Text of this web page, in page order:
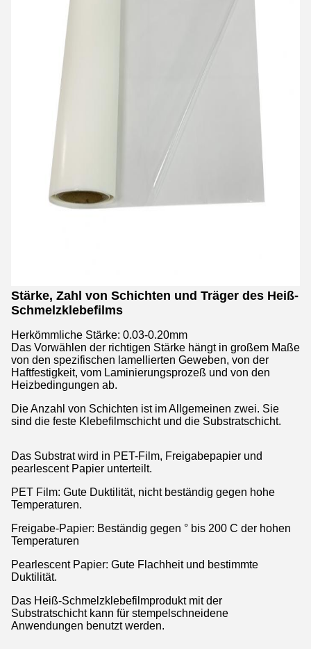
Stärke, Zahl von Schichten und Träger des Heiß-
Schmelzklebefilms
Herkömmliche Stärke: 0.03-0.20mm
Das Vorwählen der richtigen Stärke hängt in großem Maße
von den spezifischen lamellierten Geweben, von der
Haftfestigkeit, vom Laminierungsprozeß und von den
Heizbedingungen ab.
Die Anzahl von Schichten ist im Allgemeinen zwei. Sie
sind die feste Klebefilmschicht und die Substratschicht.
Das Substrat wird in PET-Film, Freigabepapier und
pearlescent Papier unterteilt.
PET Film: Gute Duktilität, nicht beständig gegen hohe
Temperaturen.
Freigabe-Papier: Beständig gegen ° bis 200 C der hohen
Temperaturen
Pearlescent Papier: Gute Flachheit und bestimmte
Duktilität.
Das Heiß-Schmelzklebefilmprodukt mit der
Substratschicht kann für stempelschneidene
Anwendungen benutzt werden.